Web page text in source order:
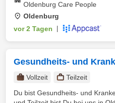
Oldenburg Care People
Oldenburg
vor 2 Tagen
Gesundheits- und
Vollzeit
Teilzeit
Du bist Gesundheits- und